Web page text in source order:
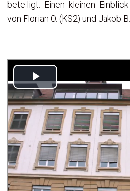
beteiligt. Einen kleinen
von Florian O. (KS2) und Jakob